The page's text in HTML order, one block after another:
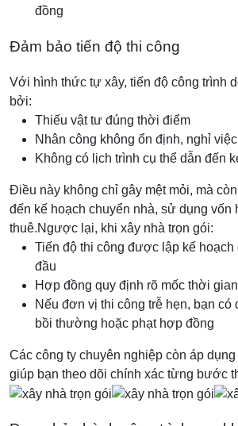
đồng
Đảm bảo tiến độ thi công
Với hình thức tự xây, tiến độ công trình
bởi:
Thiếu vật tư đúng thời điểm
Nhân công không ổn định, nghỉ
Không có lịch trình cụ thể dẫn đến
Điều này không chỉ gây mệt mỏi, mà
đến kế hoạch chuyển nhà, sử dụng vốn
thuê.Ngược lại, khi xây nhà trọn gói:
Tiến độ thi công được lập kế hoạch
đầu
Hợp đồng quy định rõ mốc thời
Nếu đơn vị thi công trễ hẹn, bạn có
bồi thường hoặc phạt hợp đồng
Các công ty chuyên nghiệp còn áp
giúp bạn theo dõi chính xác từng bước